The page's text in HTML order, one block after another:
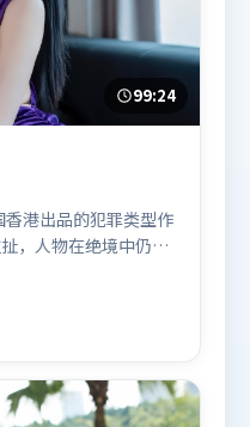
99:24
港出品的犯罪类型作
，人物在绝境中仍试
新组合，既致敬经典
，梁朝伟、刘亦菲、
联袂出演。影片于